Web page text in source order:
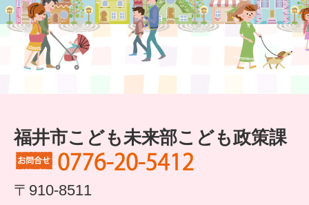
福井市こども未来部こども政策課
〒910-8511